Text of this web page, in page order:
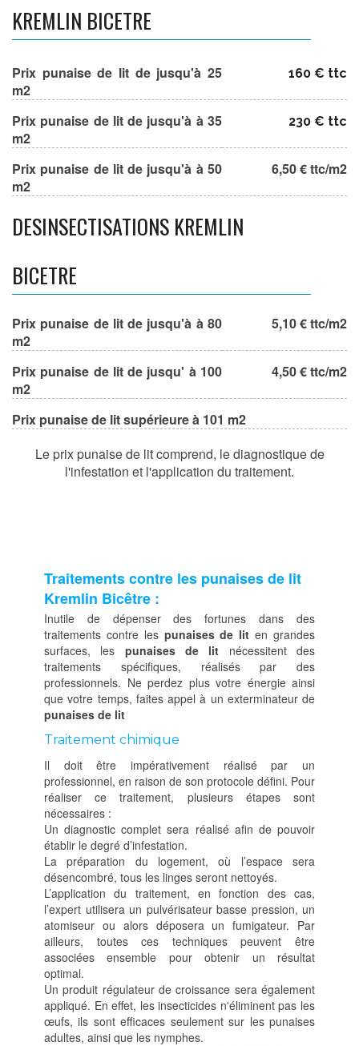
KREMLIN BICETRE
Prix punaise de lit de jusqu'à 25
m2
160 € ttc
Prix punaise de lit de jusqu'à à 35
m2
230 € ttc
Prix punaise de lit de jusqu'à à 50
m2
6,50 € ttc/m2
DESINSECTISATIONS KREMLIN
BICETRE
Prix punaise de lit de jusqu'à à 80
m2
5,10 € ttc/m2
Prix punaise de lit de jusqu' à 100
m2
4,50 € ttc/m2
Prix punaise de lit supérieure à 101 m2
Le prix punaise de lit comprend, le diagnostique de
l'infestation et l'application du traitement.
Traitements contre les punaises de lit
Kremlin Bicêtre :
Inutile de dépenser des fortunes dans des
traitements contre les punaises de lit en grandes
surfaces, les punaises de lit nécessitent des
traitements spécifiques, réalisés par des
professionnels. Ne perdez plus votre énergie ainsi
que votre temps, faites appel à un exterminateur de
punaises de lit
Traitement chimique
Il doit être impérativement réalisé par un
professionnel, en raison de son protocole défini. Pour
réaliser ce traitement, plusieurs étapes sont
nécessaires :
Un diagnostic complet sera réalisé afin de pouvoir
établir le degré d’infestation.
La préparation du logement, où l’espace sera
désencombré, tous les linges seront nettoyés.
L’application du traitement, en fonction des cas,
l’expert utilisera un pulvérisateur basse pression, un
atomiseur ou alors déposera un fumigateur. Par
ailleurs, toutes ces techniques peuvent être
associées ensemble pour obtenir un résultat
optimal.
Un produit régulateur de croissance sera également
appliqué. En effet, les insecticides n'éliminent pas les
œufs, ils sont efficaces seulement sur les punaises
adultes, ainsi que les nymphes.